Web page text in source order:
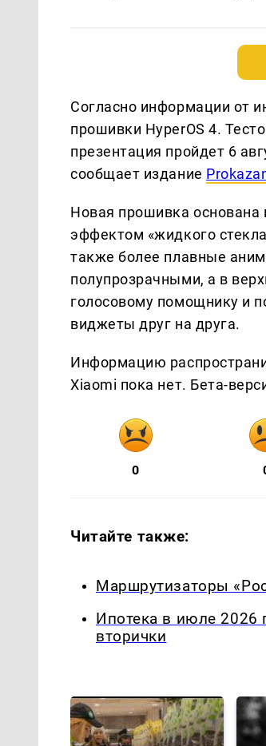
Согласно информации от
прошивки HyperOS 4.
презентация пройдет 6
сообщает издание
Новая прошивка основана
эффектом «жидкого
также более плавные
полупрозрачными, а в
голосовому помощнику и
виджеты друг на друга.
Информацию
Xiaomi пока нет. Бета-
0
Читайте также:
Маршрутизаторы
Ипотека в июле 2026
вторички